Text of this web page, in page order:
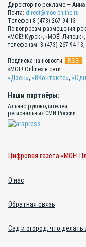
Директор по рекламе —
Почта: direct@moe-online.ru
Телефон 8 (473) 267-94-13
По вопросам размещения
«МОЁ! Курск», «МОЁ!
телефонам: 8 (473) 267-94-13,
Подписка на новости: RSS
«МОЁ! Online» в сети:
«Дзен», «ВКонтакте»,
Наши партнёры:
Альянс руководителей
региональных СМИ России
Цифровая газета «МОЁ!
О нас
Обратная связь
Сад и огород: что делать